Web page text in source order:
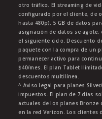
otro tráfico. El streaming de
configurado por el cliente, de
hasta 480p). 5 GB de datos
asignación de datos se
el siguiente ciclo. Descuento
paquete con la compra de un
permanecer activo para
$40/mes. El plan Tablet
descuentos multilínea.
^ Aviso legal para planes
impuestos. El plan de 7 días
actuales de los planes Bronze
en la red Verizon. Los clientes